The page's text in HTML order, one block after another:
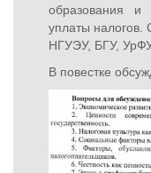
образования и
уплаты налогов.
НГУЭУ, БГУ,
В повестке